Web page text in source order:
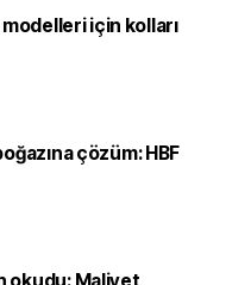
için kolları
çözüm: HBF